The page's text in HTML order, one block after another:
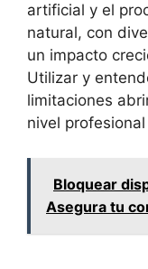
artificial y el
natural, con
un impacto
Utilizar y
limitaciones
nivel
Bloquear
Asegura tu